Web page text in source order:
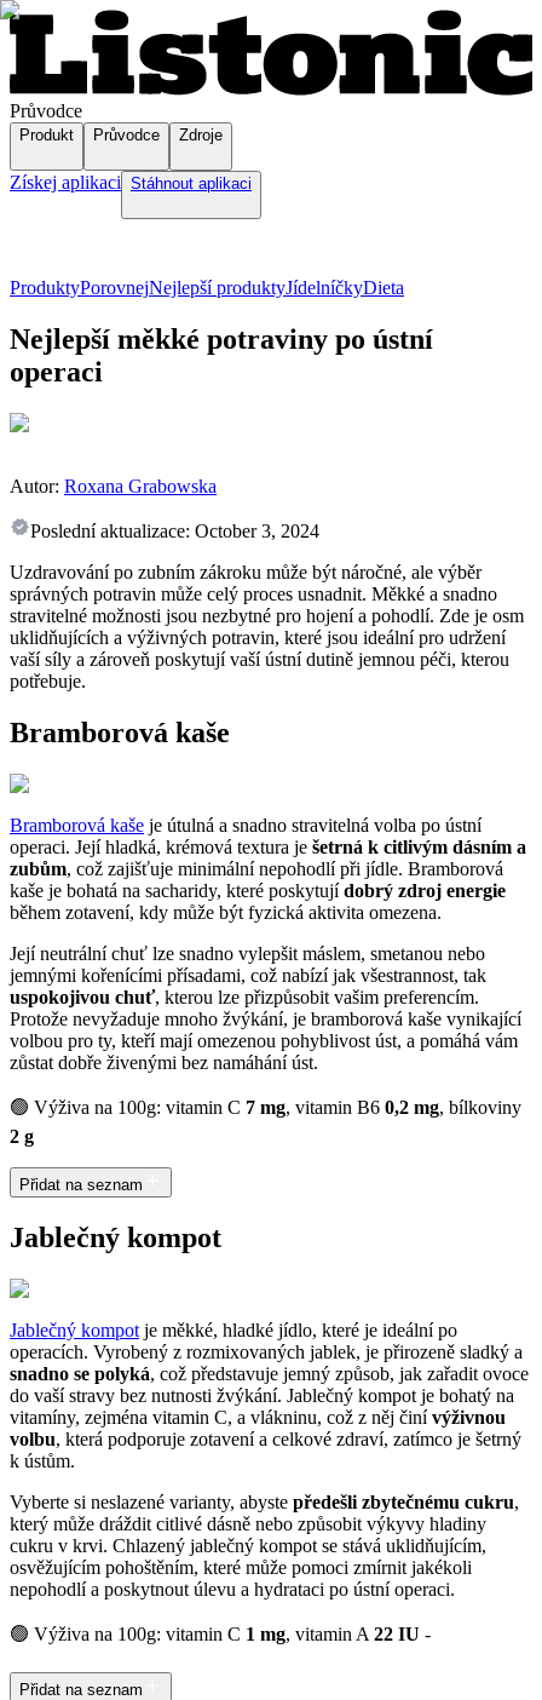
Průvodce
Produkt Průvodce Zdroje
Získej aplikaci Stáhnout aplikaci
ProduktyPorovnejNejlepší produktyJídelníčkyDieta
Nejlepší měkké potraviny po ústní
operaci
Autor: Roxana Grabowska
Poslední aktualizace: October 3, 2024
Uzdravování po zubním zákroku může být náročné, ale výběr
správných potravin může celý proces usnadnit. Měkké a snadno
stravitelné možnosti jsou nezbytné pro hojení a pohodlí. Zde je osm
uklidňujících a výživných potravin, které jsou ideální pro udržení
vaší síly a zároveň poskytují vaší ústní dutině jemnou péči, kterou
potřebuje.
Bramborová kaše
Bramborová kaše je útulná a snadno stravitelná volba po ústní
operaci. Její hladká, krémová textura je šetrná k citlivým dásním a
zubům, což zajišťuje minimální nepohodlí při jídle. Bramborová
kaše je bohatá na sacharidy, které poskytujídobrý zdroj energie
během zotavení, kdy může být fyzická aktivita omezena.
Její neutrální chuť lze snadno vylepšit máslem, smetanou nebo
jemnými kořenícími přísadami, což nabízí jak všestrannost, tak
uspokojivou chuť, kterou lze přizpůsobit vašim preferencím.
Protože nevyžaduje mnoho žvýkání, je bramborová kaše vynikající
volbou pro ty, kteří mají omezenou pohyblivost úst, a pomáhá vám
zůstat dobře živenými bez namáhání úst.
🟢 Výživa na 100g: vitamin C 7 mg, vitamin B6 0,2 mg, bílkoviny
2 g
Přidat na seznam
Jablečný kompot
Jablečný kompot je měkké, hladké jídlo, které je ideální po
operacích. Vyrobený z rozmixovaných jablek, je přirozeně sladký a
snadno se polyká, což představuje jemný způsob, jak zařadit ovoce
do vaší stravy bez nutnosti žvýkání. Jablečný kompot je bohatý na
vitamíny, zejména vitamin C, a vlákninu, což z něj činívýživnou
volbu, která podporuje zotavení a celkové zdraví, zatímco je šetrný
k ústům.
Vyberte si neslazené varianty, abyste předešli zbytečnému cukru,
který může dráždit citlivé dásně nebo způsobit výkyvy hladiny
cukru v krvi. Chlazený jablečný kompot se stává uklidňujícím,
osvěžujícím pohoštěním, které může pomoci zmírnit jakékoli
nepohodlí a poskytnout úlevu a hydrataci po ústní operaci.
🟢 Výživa na 100g: vitamin C 1 mg, vitamin A 22 IU -
Přidat na seznam